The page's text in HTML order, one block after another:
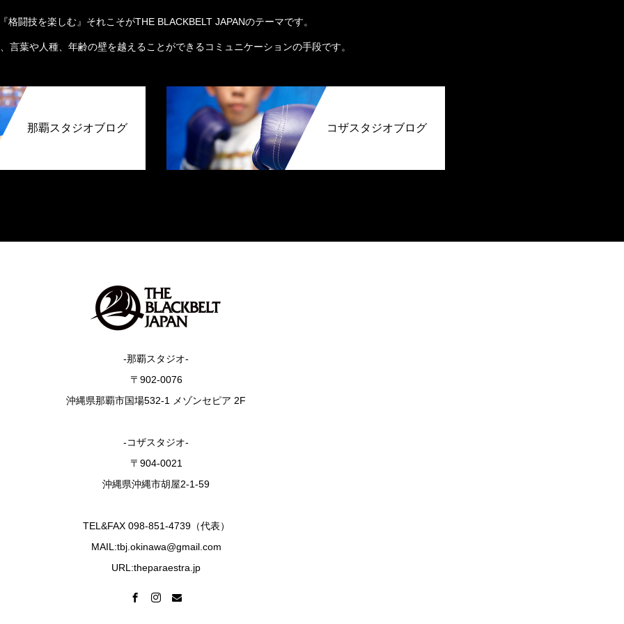
格闘技を楽しむ』それこそがTHE BLACKBELT JAPANのテーマです。
言葉や人種、年齢の壁を越えることができるコミュニケーションの手段です。
那覇スタジオブログ コザスタジオブログ
-那覇スタジオ-
〒902-0076
沖縄県那覇市国場532-1 メゾンセピア 2F
-コザスタジオ-
〒904-0021
沖縄県沖縄市胡屋2-1-59
TEL&FAX 098-851-4739（代表）
MAIL:tbj.okinawa@gmail.com
URL:theparaestra.jp